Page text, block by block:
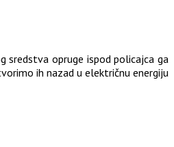
sredstva opruge ispod policajca ga
ih nazad u električnu energiju